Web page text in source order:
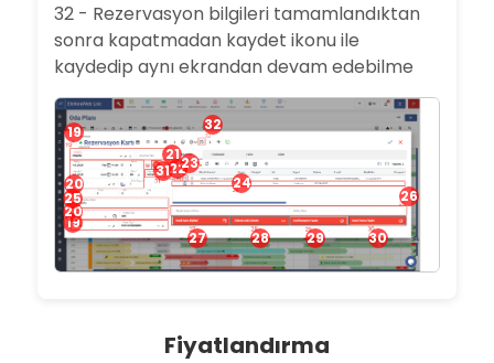
32 - Rezervasyon bilgileri tamamlandıktan
sonra kapatmadan kaydet ikonu ile
kaydedip aynı ekrandan devam edebilme
19
19
20
20
21
2223
24
25
26
27 28 29 30
31
32
Fiyatlandırma